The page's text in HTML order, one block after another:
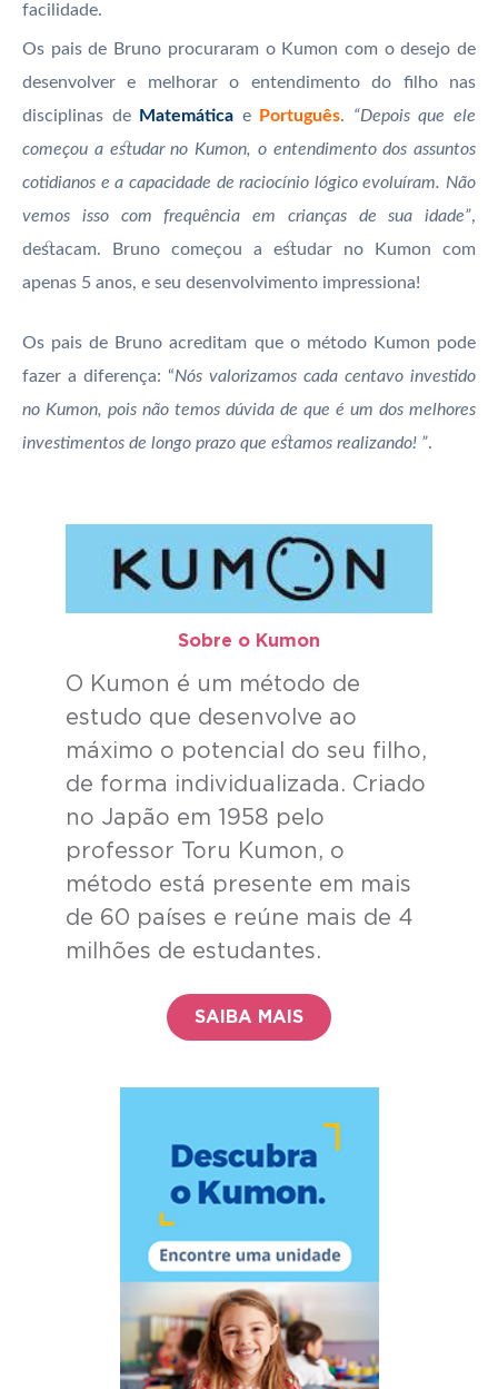
facilidade.
Os pais de Bruno procuraram o Kumon com o desejo de
desenvolver e melhorar o entendimento do filho nas
disciplinas de
Matemática e Português. “Depois que ele
começou a estudar no Kumon, o entendimento dos assuntos
cotidianos e a capacidade de raciocínio lógico evoluíram. Não
vemos isso com frequência em crianças de sua idade”,
destacam. Bruno começou a estudar no Kumon com
apenas 5 anos, e seu desenvolvimento impressiona!
Os pais de Bruno acreditam que o método Kumon pode
fazer a diferença: “Nós valorizamos cada centavo investido
no Kumon, pois não temos dúvida de que é um dos melhores
investimentos de longo prazo que estamos realizando! ”.
Sobre o Kumon​
O Kumon é um método de
estudo que desenvolve ao
máximo o potencial do seu filho,
de forma individualizada. Criado
no Japão em 1958 pelo
professor Toru Kumon, o
método está presente em mais
de 60 países e reúne mais de 4
milhões de estudantes.
SAIBA MAIS